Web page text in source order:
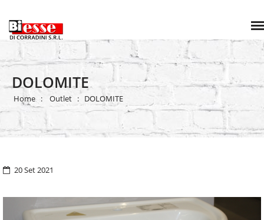
DOLOMITE
Home Outlet DOLOMITE
20 Set 2021